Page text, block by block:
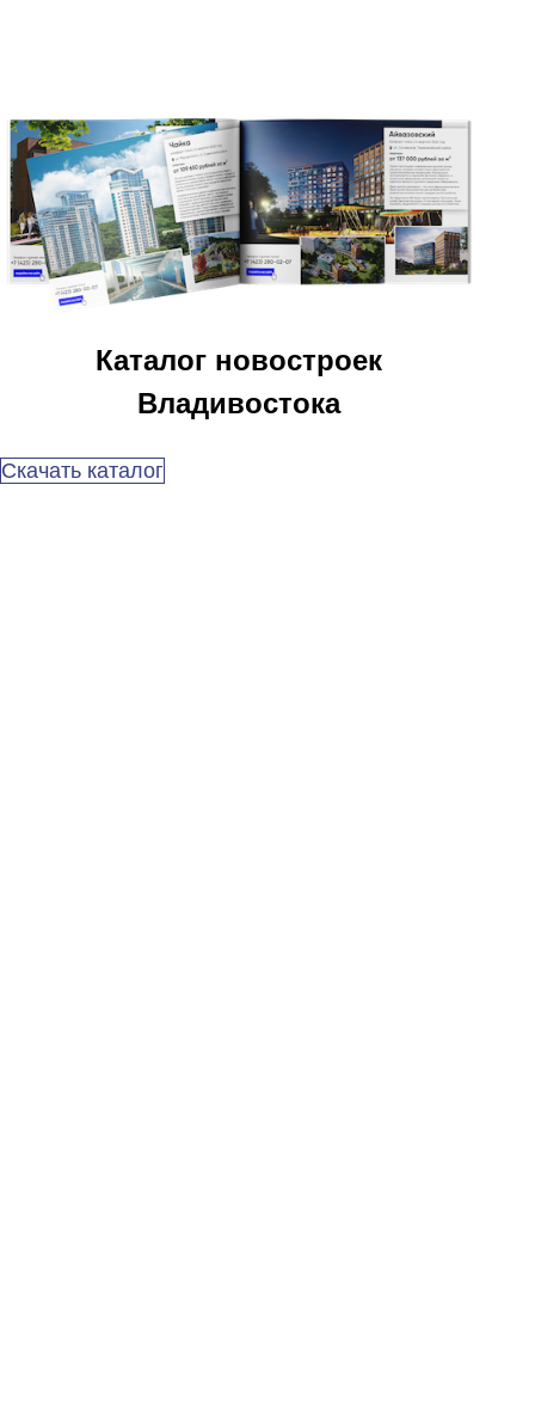
Каталог новостроек
Владивостока
Скачать каталог